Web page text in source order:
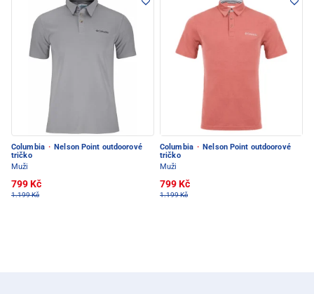
Columbia · Nelson Point outdoorové
tričko
Muži
799 Kč
1.199 Kč
Columbia · Nelson Point outdoorové
tričko
Muži
799 Kč
1.199 Kč